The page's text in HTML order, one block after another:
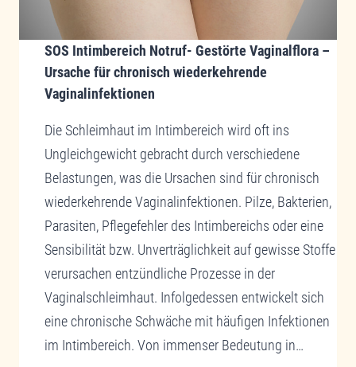
SOS Intimbereich Notruf- Gestörte Vaginalflora –
Ursache für chronisch wiederkehrende
Vaginalinfektionen
Die Schleimhaut im Intimbereich wird oft ins
Ungleichgewicht gebracht durch verschiedene
Belastungen, was die Ursachen sind für chronisch
wiederkehrende Vaginalinfektionen. Pilze, Bakterien,
Parasiten, Pflegefehler des Intimbereichs oder eine
Sensibilität bzw. Unverträglichkeit auf gewisse Stoffe
verursachen entzündliche Prozesse in der
Vaginalschleimhaut. Infolgedessen entwickelt sich
eine chronische Schwäche mit häufigen Infektionen
im Intimbereich. Von immenser Bedeutung in…